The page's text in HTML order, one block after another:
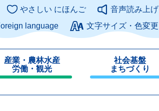
このページの本文へ
やさしい にほんご
音声読み上げ
language
文字サイズ・色変更
産業・農林水産
労働・観光
社会基盤
まちづくり
じ